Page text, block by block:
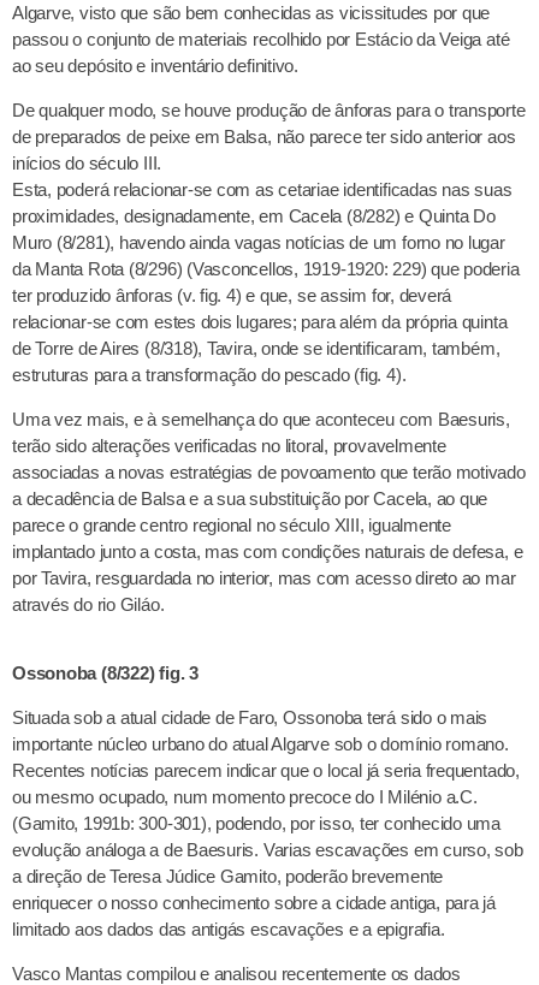
Algarve, visto que são bem conhecidas as vicissitudes por que
passou o conjunto de materiais recolhido por Estácio da Veiga até
ao seu depósito e inventário definitivo.
De qualquer modo, se houve produção de ânforas para o transporte
de preparados de peixe em Balsa, não parece ter sido anterior aos
inícios do século III.
Esta, poderá relacionar-se com as cetariae identificadas nas suas
proximidades, designadamente, em Cacela (8/282) e Quinta Do
Muro (8/281), havendo ainda vagas notícias de um forno no lugar
da Manta Rota (8/296) (Vasconcellos, 1919-1920: 229) que poderia
ter produzido ânforas (v. fig. 4) e que, se assim for, deverá
relacionar-se com estes dois lugares; para além da própria quinta
de Torre de Aires (8/318), Tavira, onde se identificaram, também,
estruturas para a transformação do pescado (fig. 4).
Uma vez mais, e à semelhança do que aconteceu com Baesuris,
terão sido alterações verificadas no litoral, provavelmente
associadas a novas estratégias de povoamento que terão motivado
a decadência de Balsa e a sua substituição por Cacela, ao que
parece o grande centro regional no século XIII, igualmente
implantado junto a costa, mas com condições naturais de defesa, e
por Tavira, resguardada no interior, mas com acesso direto ao mar
através do rio Giláo.
Ossonoba (8/322) fig. 3
Situada sob a atual cidade de Faro, Ossonoba terá sido o mais
importante núcleo urbano do atual Algarve sob o domínio romano.
Recentes notícias parecem indicar que o local já seria frequentado,
ou mesmo ocupado, num momento precoce do I Milénio a.C.
(Gamito, 1991b: 300-301), podendo, por isso, ter conhecido uma
evolução análoga a de Baesuris. Varias escavações em curso, sob
a direção de Teresa Júdice Gamito, poderão brevemente
enriquecer o nosso conhecimento sobre a cidade antiga, para já
limitado aos dados das antigás escavações e a epigrafia.
Vasco Mantas compilou e analisou recentemente os dados